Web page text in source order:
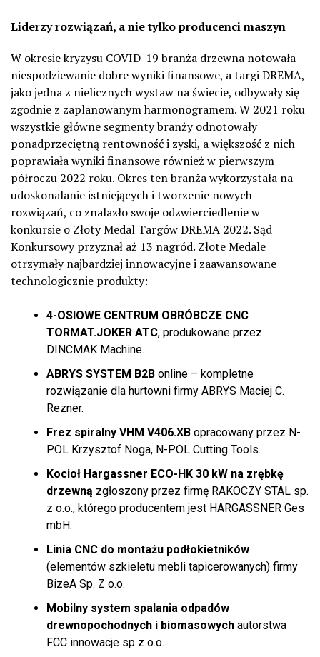
Liderzy rozwiązań, a nie tylko producenci maszyn
W okresie kryzysu COVID-19 branża drzewna notowała
niespodziewanie dobre wyniki finansowe, a targi DREMA,
jako jedna z nielicznych wystaw na świecie, odbywały się
zgodnie z zaplanowanym harmonogramem. W 2021 roku
wszystkie główne segmenty branży odnotowały
ponadprzeciętną rentowność i zyski, a większość z nich
poprawiała wyniki finansowe również w pierwszym
półroczu 2022 roku. Okres ten branża wykorzystała na
udoskonalanie istniejących i tworzenie nowych
rozwiązań, co znalazło swoje odzwierciedlenie w
konkursie o Złoty Medal Targów DREMA 2022. Sąd
Konkursowy przyznał aż 13 nagród. Złote Medale
otrzymały najbardziej innowacyjne i zaawansowane
technologicznie produkty:
4-OSIOWE CENTRUM OBRÓBCZE CNC
TORMAT.JOKER ATC, produkowane przez
DINCMAK Machine.
ABRYS SYSTEM B2B online – kompletne
rozwiązanie dla hurtowni firmy ABRYS Maciej C.
Rezner.
Frez spiralny VHM V406.XB opracowany przez N-
POL Krzysztof Noga, N-POL Cutting Tools.
Kocioł Hargassner ECO-HK 30 kW na zrębkę
drzewną zgłoszony przez firmę RAKOCZY STAL sp.
z o.o., którego producentem jest HARGASSNER Ges
mbH.
Linia CNC do montażu podłokietników
(elementów szkieletu mebli tapicerowanych) firmy
BizeA Sp. Z o.o.
Mobilny system spalania odpadów
drewnopochodnych i biomasowych autorstwa
FCC innowacje sp z o.o.